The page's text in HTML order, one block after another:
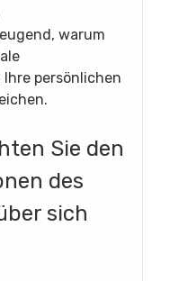
warum
persönlichen
Sie den
des
sich